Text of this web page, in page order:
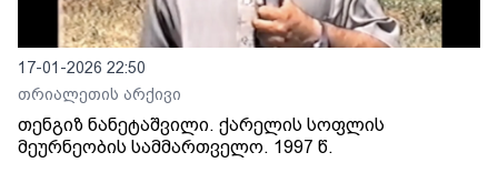
17-01-2026 22:50
თრიალეთის არქივი
თენგიზ ნანეტაშვილი. ქარელის სოფლის
მეურნეობის სამმართველო. 1997 წ.